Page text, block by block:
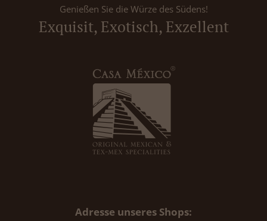
Genießen Sie die Würze des Südens!
Exquisit, Exotisch, Exzellent
Adresse unseres Shops: